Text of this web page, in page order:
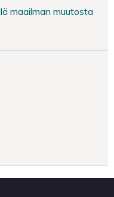
maailman muutosta